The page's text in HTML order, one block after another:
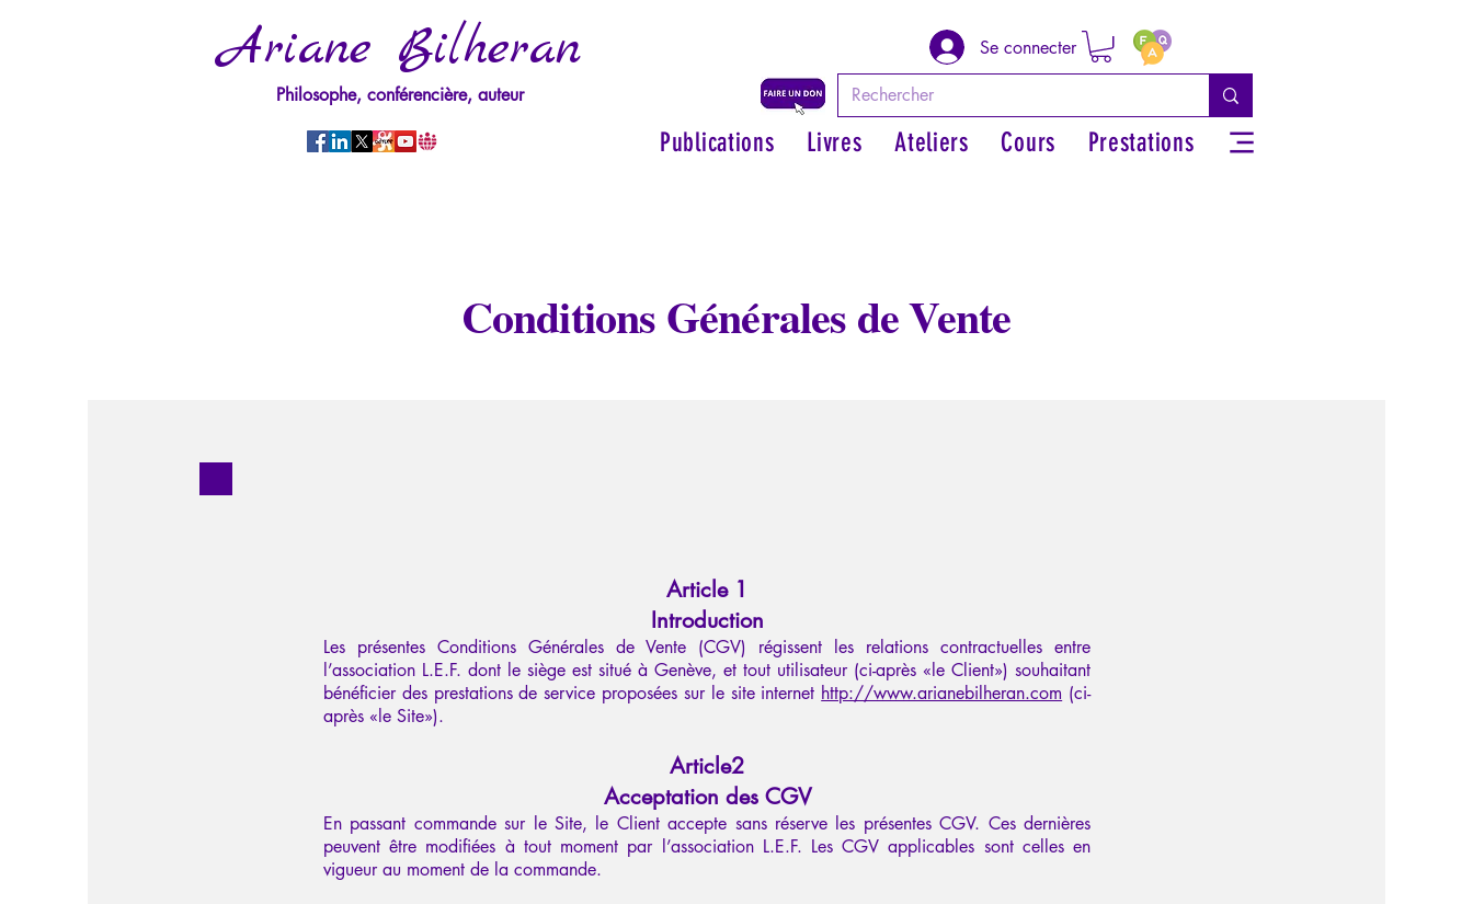
Ariane Bilheran
Philosophe, conférencière, auteur
Se connecter
Publications Livres Ateliers Cours Prestations
Conditions Générales de Vente
Article 1
Introduction
Les présentes Conditions Générales de Vente (CGV) régissent les relations contractuelles entre
l’association L.E.F. dont le siège est situé à Genève, et tout utilisateur (ci-après «le Client») souhaitant
bénéficier des prestations de service proposées sur le site internet http://www.arianebilheran.com (ci-
après «le Site»).
Article2
Acceptation des CGV
En passant commande sur le Site, le Client accepte sans réserve les présentes CGV. Ces dernières
peuvent être modifiées à tout moment par l’association L.E.F. Les CGV applicables sont celles en
vigueur au moment de la commande.